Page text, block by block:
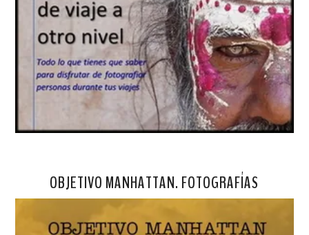
OBJETIVO MANHATTAN. FOTOGRAFÍAS